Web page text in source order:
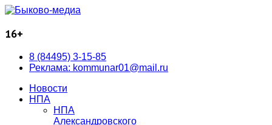
16+
8 (84495) 3-15-85
Реклама: kommunar01@mail.ru
Новости
НПА
НПА
Александровского